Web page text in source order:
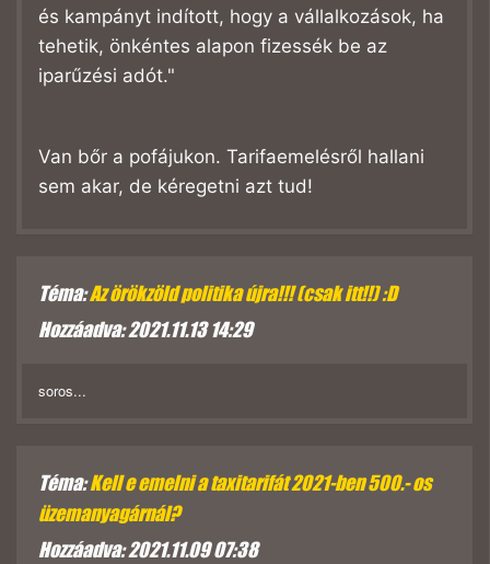
és kampányt indított, hogy a vállalkozások, ha
tehetik, önkéntes alapon fizessék be az
iparűzési adót."
Van bőr a pofájukon. Tarifaemelésről hallani
sem akar, de kéregetni azt tud!
Téma:Az örökzöld politika újra!!! (csak itt!!) :D
Hozzáadva: 2021.11.13 14:29
soros...
Téma:Kell e emelni a taxitarifát 2021-ben 500.- os
üzemanyagárnál?
Hozzáadva: 2021.11.09 07:38